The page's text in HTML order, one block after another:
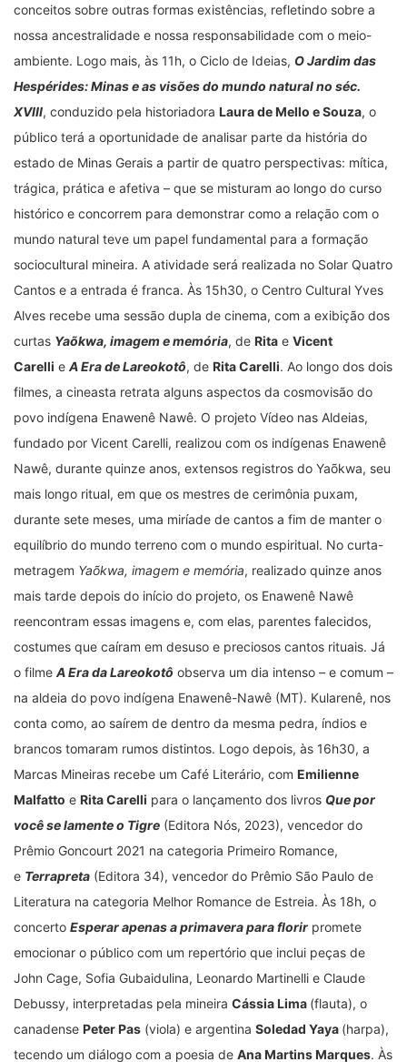
conceitos sobre outras formas existências, refletindo sobre a
nossa ancestralidade e nossa responsabilidade com o meio-
ambiente. Logo mais, às 11h, o Ciclo de Ideias, O Jardim das
Hespérides: Minas e as visões do mundo natural no séc.
XVIII, conduzido pela historiadora Laura de Mello e Souza, o
público terá a oportunidade de analisar parte da história do
estado de Minas Gerais a partir de quatro perspectivas: mítica,
trágica, prática e afetiva – que se misturam ao longo do curso
histórico e concorrem para demonstrar como a relação com o
mundo natural teve um papel fundamental para a formação
sociocultural mineira. A atividade será realizada no Solar Quatro
Cantos e a entrada é franca. Às 15h30, o Centro Cultural Yves
Alves recebe uma sessão dupla de cinema, com a exibição dos
curtas Yaõkwa, imagem e memória, de Rita e Vicent
Carelli e A Era de Lareokotô, de Rita Carelli. Ao longo dos dois
filmes, a cineasta retrata alguns aspectos da cosmovisão do
povo indígena Enawenê Nawê. O projeto Vídeo nas Aldeias,
fundado por Vicent Carelli, realizou com os indígenas Enawenê
Nawê, durante quinze anos, extensos registros do Yaõkwa, seu
mais longo ritual, em que os mestres de cerimônia puxam,
durante sete meses, uma miríade de cantos a fim de manter o
equilíbrio do mundo terreno com o mundo espiritual. No curta-
metragem Yaõkwa, imagem e memória, realizado quinze anos
mais tarde depois do início do projeto, os Enawenê Nawê
reencontram essas imagens e, com elas, parentes falecidos,
costumes que caíram em desuso e preciosos cantos rituais. Já
o filme A Era da Lareokotô observa um dia intenso – e comum –
na aldeia do povo indígena Enawenê-Nawê (MT). Kularenê, nos
conta como, ao saírem de dentro da mesma pedra, índios e
brancos tomaram rumos distintos. Logo depois, às 16h30, a
Marcas Mineiras recebe um Café Literário, com Emilienne
Malfatto e Rita Carelli para o lançamento dos livros Que por
você se lamente o Tigre (Editora Nós, 2023), vencedor do
Prêmio Goncourt 2021 na categoria Primeiro Romance,
e Terrapreta (Editora 34), vencedor do Prêmio São Paulo de
Literatura na categoria Melhor Romance de Estreia. Às 18h, o
concerto Esperar apenas a primavera para florir promete
emocionar o público com um repertório que inclui peças de
John Cage, Sofia Gubaidulina, Leonardo Martinelli e Claude
Debussy, interpretadas pela mineira Cássia Lima (flauta), o
canadense Peter Pas (viola) e argentina Soledad Yaya (harpa),
tecendo um diálogo com a poesia de Ana Martins Marques. Às